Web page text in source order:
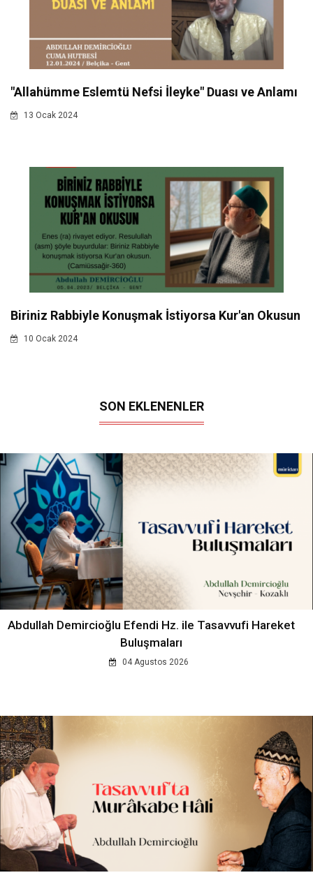
"Allahümme Eslemtü Nefsi İleyke" Duası ve Anlamı
13 Ocak 2024
Biriniz Rabbiyle Konuşmak İstiyorsa Kur'an Okusun
10 Ocak 2024
SON EKLENENLER
Abdullah Demircioğlu Efendi Hz. ile Tasavvufi Hareket
Buluşmaları
04 Agustos 2026